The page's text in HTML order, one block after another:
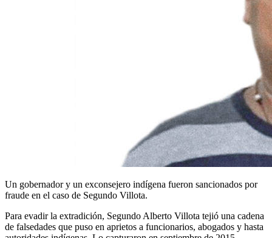
Un gobernador y un exconsejero indígena fueron sancionados por
fraude en el caso de Segundo Villota.
Para evadir la extradición, Segundo Alberto Villota tejió una cadena
de falsedades que puso en aprietos a funcionarios, abogados y hasta